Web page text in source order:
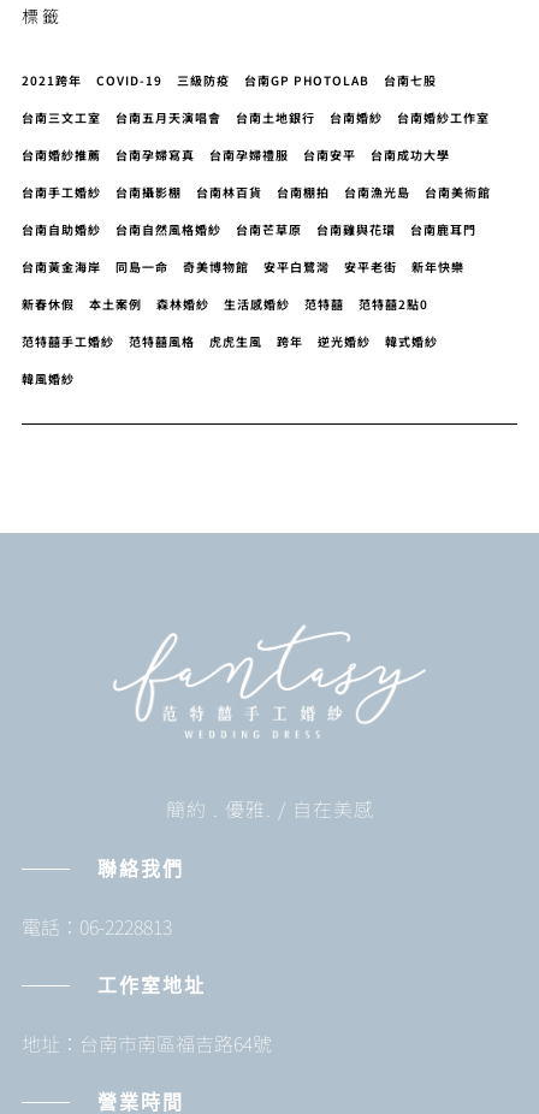
標籤
2021跨年 COVID-19 三級防疫 台南GP PHOTOLAB 台南七股
台南三文工室 台南五月天演唱會 台南土地銀行 台南婚紗 台南婚紗工作室
台南婚紗推薦 台南孕婦寫真 台南孕婦禮服 台南安平 台南成功大學
台南手工婚紗 台南攝影棚 台南林百貨 台南棚拍 台南漁光島 台南美術館
台南自助婚紗 台南自然風格婚紗 台南芒草原 台南雞與花環 台南鹿耳門
台南黃金海岸 同島一命 奇美博物館 安平白鷺灣 安平老街 新年快樂
新春休假 本土案例 森林婚紗 生活感婚紗 范特囍 范特囍2點0
范特囍手工婚紗 范特囍風格 虎虎生風 跨年 逆光婚紗 韓式婚紗
韓風婚紗
簡約 . 優雅. / 自在美感
聯絡我們
電話：06-2228813
工作室地址
地址：台南市南區福吉路64號
營業時間